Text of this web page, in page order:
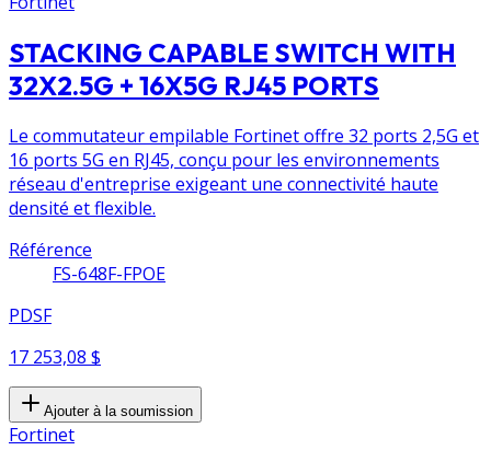
STACKING CAPABLE SWITCH WITH
32X2.5G + 16X5G RJ45 PORTS
Le commutateur empilable Fortinet offre 32 ports 2,5G et
16 ports 5G en RJ45, conçu pour les environnements
réseau d'entreprise exigeant une connectivité haute
densité et flexible.
Référence
FS-648F-FPOE
PDSF
17 253,08 $
Ajouter à la soumission
Fortinet